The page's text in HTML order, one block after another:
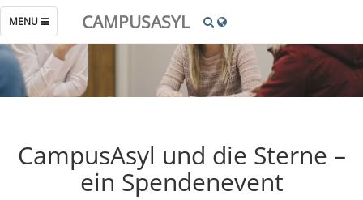
TOGGLE
NAVIGATION
MENU CAMPUSASYL
CampusAsyl und die Sterne –
ein Spendenevent